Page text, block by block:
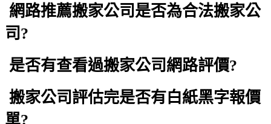
網路推薦搬家公司是否為合法搬家公
司?
是否有查看過搬家公司網路評價?
搬家公司評估完是否有白紙黑字報價
單?